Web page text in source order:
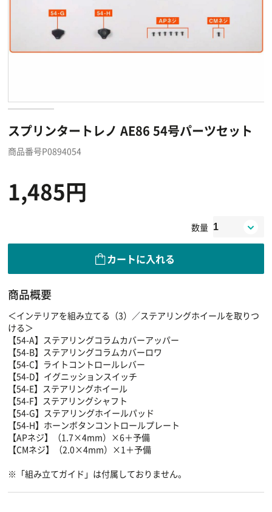
スプリンタートレノ AE86 54号パーツセット
商品番号P0894054
1,485円
数量
カートに入れる
商品概要
＜インテリアを組み立てる（3）／ステアリングホイールを取りつ
ける＞
【54-A】ステアリングコラムカバーアッパー
【54-B】ステアリングコラムカバーロワ
【54-C】ライトコントロールレバー
【54-D】イグニッションスイッチ
【54-E】ステアリングホイール
【54-F】ステアリングシャフト
【54-G】ステアリングホイールパッド
【54-H】ホーンボタンコントロールプレート
【APネジ】（1.7×4mm）×6＋予備
【CMネジ】（2.0×4mm）×1＋予備
※「組み立てガイド」は付属しておりません。